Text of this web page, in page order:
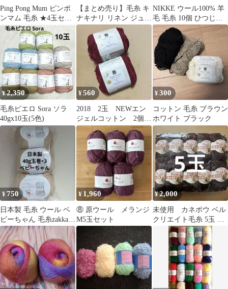
Ping Pong Mum ピンポ
ンマム 毛糸 ★4玉セッ
ト★ ごしょう産業
【まとめ売り】毛糸 キ
ナキナリ リネン ジュー
ト
NIKKE ウール100% 羊
毛 毛糸 10個 ひつじの
ぬくもり碧 青 水色 紫
¥2,350
毛糸ピエロ Sora ソラ
40gx10玉(5色)
¥560
2018 2玉 NEWエン
ジェルコットン 2個
ワインレッド 毛糸
セリア
¥300
コットン 毛糸 ブラウン
ホワイト ブラック
¥750
日本製 毛糸 ウール ベ
ビーちゃん 毛糸zakkaス
トアーズ
¥ 1,960
⑧ 原ウール メランジ
M5玉セット
¥2,000
未使用 カネボウ ベル
クリエイト毛糸 5玉 私
の気持ち 純毛 赤茶